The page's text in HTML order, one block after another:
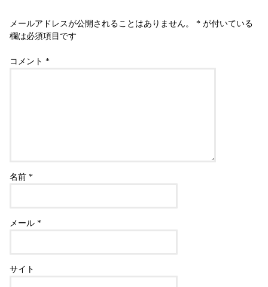
メールアドレスが公開されることはありません。 * が付いている
欄は必須項目です
コメント*
名前*
メール*
サイト